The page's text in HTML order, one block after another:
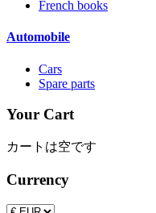
French books
Automobile
Cars
Spare parts
Your Cart
カートは空です
Currency